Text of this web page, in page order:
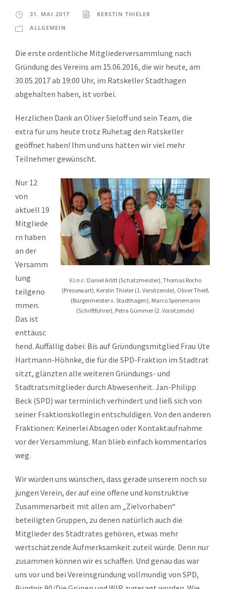
31. MAI 2017
KERSTIN THIELER
ALLGEMEIN
Die erste ordentliche Mitgliederversammlung nach
Gründung des Vereins am 15.06.2016, die wir heute, am
30.05.2017 ab 19:00 Uhr, im Ratskeller Stadthagen
abgehalten haben, ist vorbei.
Herzlichen Dank an Oliver Sieloff und sein Team, die
extra für uns heute trotz Ruhetag den Ratskeller
geöffnet haben! Ihm und uns hätten wir viel mehr
Teilnehmer gewünscht.
V.l.n.r.: Daniel Arlitt (Schatzmeister), Thomas Rocho
(Pressewart), Kerstin Thieler (1. Vorsitzende), Oliver Theiß
(Bürgermeister v. Stadthagen), Marco Spönemann
(Schriftführer), Petra Gümmer (2. Vorsitzende)
Nur 12
von
aktuell 19
Mitgliede
rn haben
an der
Versamm
lung
teilgeno
mmen.
Das ist
enttäusc
hend. Auffällig dabei: Bis auf Gründungsmitglied Frau Ute
Hartmann-Höhnke, die für die SPD-Fraktion im Stadtrat
sitzt, glänzten alle weiteren Gründungs- und
Stadtratsmitglieder durch Abwesenheit. Jan-Philipp
Beck (SPD) war terminlich verhindert und ließ sich von
seiner Fraktionskollegin entschuldigen. Von den anderen
Fraktionen: Keinerlei Absagen oder Kontaktaufnahme
vor der Versammlung. Man blieb einfach kommentarlos
weg.
Wir würden uns wünschen, dass gerade unserem noch so
jungen Verein, der auf eine offene und konstruktive
Zusammenarbeit mit allen am „Zielvorhaben“
beteiligten Gruppen, zu denen natürlich auch die
Mitglieder des Stadtrates gehören, etwas mehr
wertschätzende Aufmerksamkeit zuteil würde. Denn nur
zusammen können wir es schaffen. Und genau das war
uns vor und bei Vereinsgründung vollmundig von SPD,